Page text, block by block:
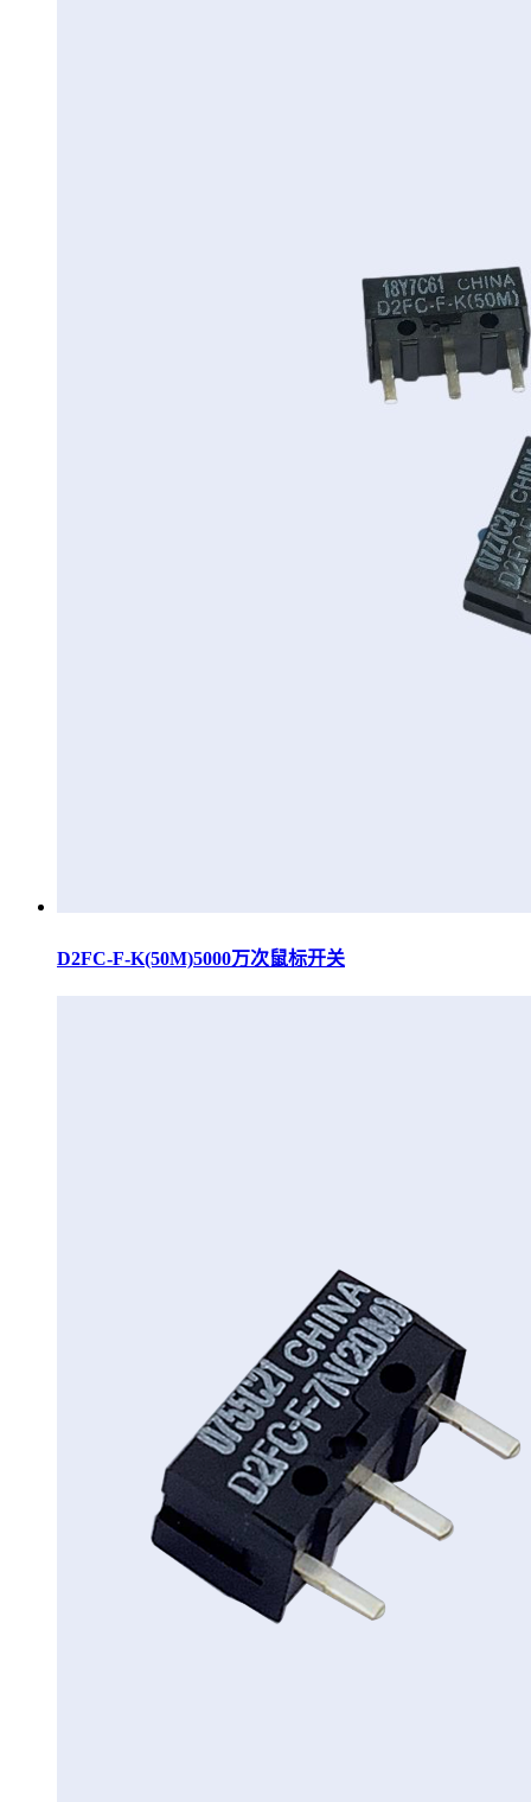
D2FC-F-K(50M)5000万次鼠标开关